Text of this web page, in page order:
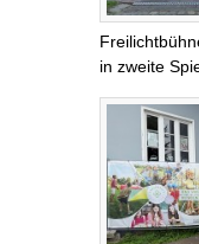
in zweite